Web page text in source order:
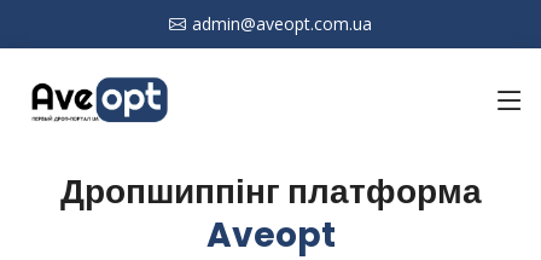
admin@aveopt.com.ua
Дропшиппінг платформа
Aveopt